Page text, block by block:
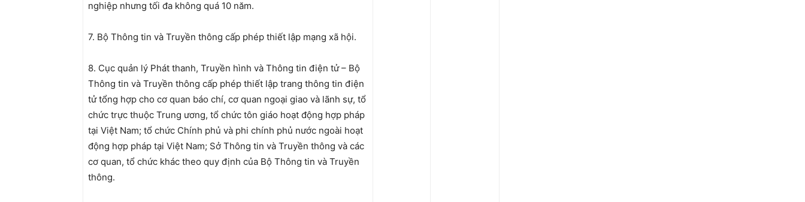
nghiệp nhưng tối đa không quá 10 năm.
7. Bộ Thông tin và Truyền thông cấp phép thiết lập mạng xã hội.
8. Cục quản lý Phát thanh, Truyền hình và Thông tin điện tử – Bộ
Thông tin và Truyền thông cấp phép thiết lập trang thông tin điện
tử tổng hợp cho cơ quan báo chí, cơ quan ngoại giao và lãnh sự, tổ
chức trực thuộc Trung ương, tổ chức tôn giáo hoạt động hợp pháp
tại Việt Nam; tổ chức Chính phủ và phi chính phủ nước ngoài hoạt
động hợp pháp tại Việt Nam; Sở Thông tin và Truyền thông và các
cơ quan, tổ chức khác theo quy định của Bộ Thông tin và Truyền
thông.